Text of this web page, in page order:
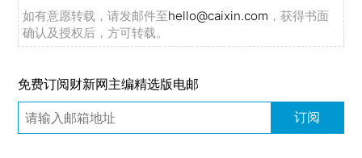
如有意愿转载，请发邮件至hello@caixin.com ，获得书面
确认及授权后，方可转载。
免费订阅财新网主编精选版电邮
订阅